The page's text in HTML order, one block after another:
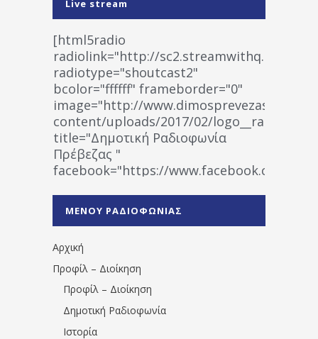
Live stream
[html5radio
radiolink="http://
radiotype="shoutcast2"
bcolor="ffffff" frameborder="0"
image="http://www.dimosprevezas.gr/wp-
content/uploads/2017/02/
title="Δημοτική Ραδιοφωνία
Πρέβεζας "
facebook="https://www.facebook.com/
1531194763766854/" artist="" ]
ΜΕΝΟΥ ΡΑΔΙΟΦΩΝΙΑΣ
Αρχική
Προφίλ – Διοίκηση
Προφίλ – Διοίκηση
Δημοτική Ραδιοφωνία
Ιστορία